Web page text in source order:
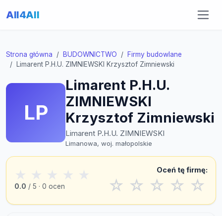
All4All
Strona główna BUDOWNICTWO
Firmy budowlane
Limarent P.H.U. ZIMNIEWSKI Krzysztof Zimniewski
LP
Limarent P.H.U.
ZIMNIEWSKI
Krzysztof Zimniewski
Limarent P.H.U. ZIMNIEWSKI
Limanowa, woj. małopolskie
★ ★ ★ ★ ★
0.0 / 5 · 0 ocen
Oceń tę firmę:
☆ ☆ ☆ ☆ ☆